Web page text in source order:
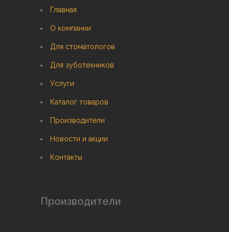
Главная
О компании
Для стоматологов
Для зуботехников
Услуги
Каталог товаров
Производители
Новости и акции
Контакты
Производители